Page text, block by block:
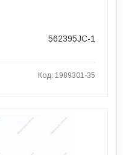
562395JC-1
Код: 1989301-35